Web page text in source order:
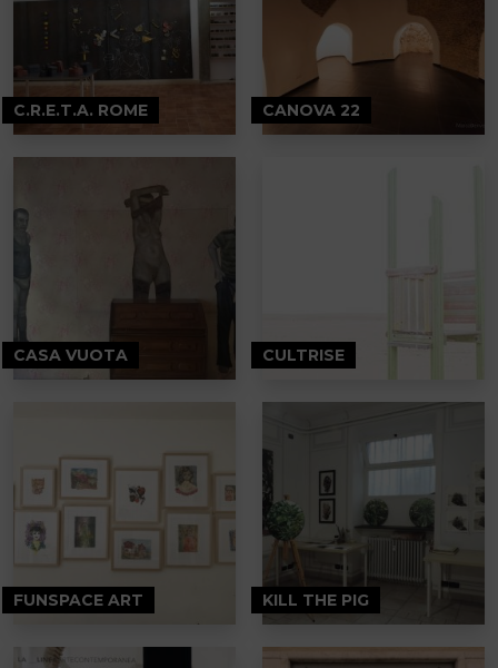
C.R.E.T.A. ROME CANOVA 22
CASA VUOTA CULTRISE
FUNSPACE ART KILL THE PIG